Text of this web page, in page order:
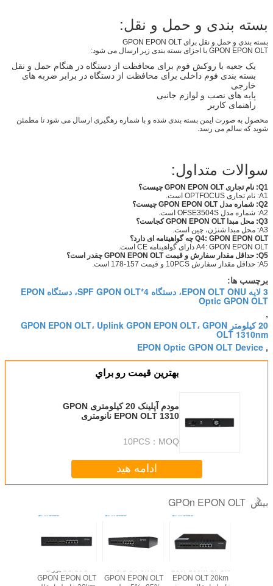
بسته بندی و حمل و نقل:
بسته بندی و حمل و نقل برای GPON EPON OLT
GPON EPON OLT با اجزای بسته بندی زیر ارسال می شود:
یک جعبه با روکش فوم برای محافظت از دستگاه در هنگام حمل و نقل
بسته بندی فوم داخلی برای محافظت از دستگاه در برابر ضربه های
خارجی
پایه های نصب و لوازم جانبی
راهنمای کاربر
محصول به صورت ایمن بسته بندی شده و با شماره رهگیری ارسال می شود تا مطمئن
شوید که سالم می رسد.
سوالات متداول:
Q1: نام تجاری GPON EPON OLT چیست؟
A1: نام تجاری OPTFOCUS است.
Q2: شماره مدل GPON EPON OLT چیست؟
A2: شماره مدل OFSE3504S است.
Q3: محل مبدا GPON EPON OLT کجاست؟
A3: محل مبدا شنژن، چین است.
Q4: GPON EPON OLT چه گواهینامه ای دارد؟
A4: GPON EPON OLT دارای گواهینامه CE است.
Q5: حداقل مقدار سفارش و قیمت GPON EPON OLT چقدر است؟
A5: حداقل مقدار سفارش 10PCS و قیمت 157-178 است.
برچسب ها:
3 لایه EPON OLT ONU، دستگاه 4*SPF GPON OLT، دستگاه EPON
Optic GPON OLT
,
20 کیلومتر GPON EPON OLT، Uplink GPON EPON OLT، GPON
OLT 1310nm
,
EPON Optic GPON OLT Device
بهترين قيمت رو براي
مودم آپلینک 20 کیلومتری GPON
EPON OLT 1310 نانومتری
MOQ：
10PCS
ادامه هید
بیش GPOn EPON OLT
1G/10G پورت
GPON EPON OLT
AC/DC Power
GPON EPON OLT
20W 100M GPON
EPON OLT 20km